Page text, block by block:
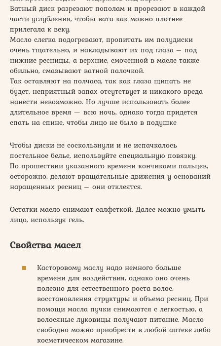
Ватный диск разрезают пополам и прорезают в каждой
части углубления, чтобы вата как можно плотнее
прилегала к веку.
Масло слегка подогревают, пропитать им полудиски
очень тщательно, и накладывают их под глаза – под
нижние ресницы, а верхние, смоченной в масле также
обильно, смазывают ватной палочкой.
Так оставляют на полчаса, так как глаза щипать не
будет, неприятный запах отсутствует и никакого вреда
нанести невозможно. Но лучше использовать более
длительное время — всю ночь, однако тогда придется
спать на спине, чтобы лицо не было в подушке
Чтобы диски не соскользнули и не испачкалось
постельное белье, используйте специальную повязку.
По прошествии указанного времени кончиками пальцев,
осторожно, делают вращательные движения у оснований
наращенных ресниц – они отклеятся.
Остатки масло снимают салфеткой. Далее можно умыть
лицо, используя гель.
Свойства масел
Касторовому маслу надо немного больше
времени для воздействия, однако оно очень
полезно для естественного роста волос,
восстановления структуры и объема ресниц. При
помощи масла пучки снимаются с легкостью, а
волосяные луковицы получают питание. Масло
свободно можно приобрести в любой аптеке либо
косметическом магазине.